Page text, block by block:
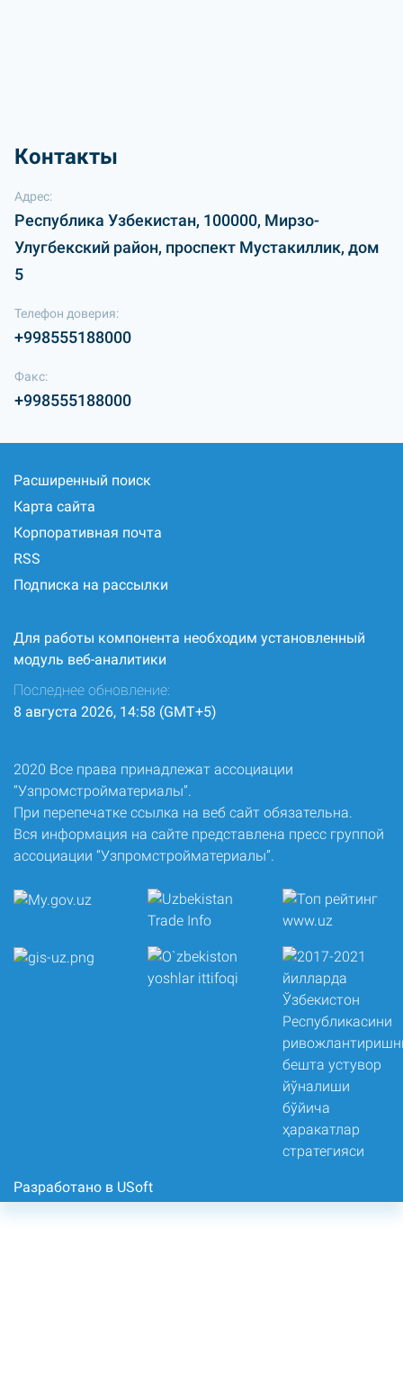
Контакты
Адрес:
Республика Узбекистан, 100000, Мирзо-
Улугбекский район, проспект Мустакиллик, дом
5
Телефон доверия:
+998555188000
Факс:
+998555188000
Расширенный поиск
Карта сайта
Корпоративная почта
RSS
Подписка на рассылки
Для работы компонента необходим установленный
модуль веб-аналитики
Последнее обновление:
8 августа 2026, 14:58 (GMT+5)
2020 Все права принадлежат ассоциации
“Узпромстройматериалы”.
При перепечатке ссылка на веб сайт обязательна.
Вся информация на сайте представлена пресс группой
ассоциации “Узпромстройматериалы”.
Разработано в USoft